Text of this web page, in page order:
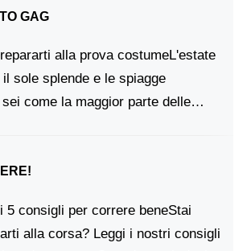
GAG
alla prova costumeL'estate
sole splende e le spiagge
come la maggior parte delle
5 consigli per correre beneStai
alla corsa? Leggi i nostri consigli